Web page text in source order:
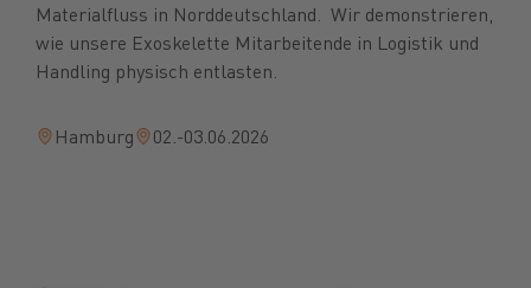
Materialfluss in Norddeutschland. Wir demonstrieren,
wie unsere Exoskelette Mitarbeitende in Logistik und
Handling physisch entlasten.
Hamburg 02.-03.06.2026